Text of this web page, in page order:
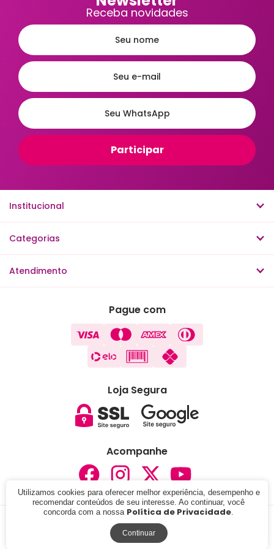
Receba novidades
Institucional
Categorias
Atendimento
Pague com
Loja Segura
Acompanhe
os direitos reservados.
Utilizamos cookies para oferecer melhor experiência, desempenho e
recomendar conteúdos de seu interesse. Ao continuar, você
concorda com a nossa Política de Privacidade.
Continuar